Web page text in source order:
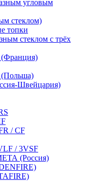
угловым
стеклом)
топки
стеклом с трёх
(Польша)
Швейцария)
/ CF
/ 3VSF
(Россия)